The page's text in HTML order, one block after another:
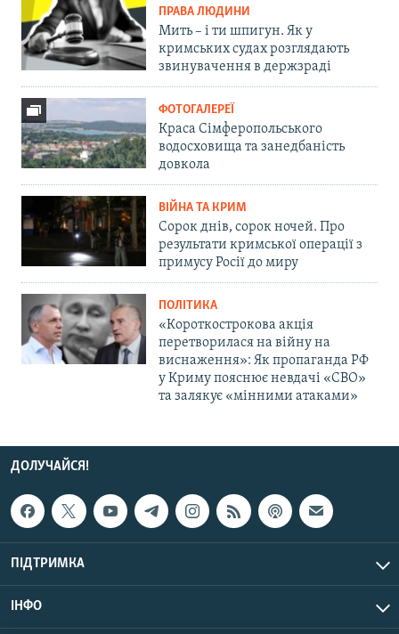
ПРАВА ЛЮДИНИ
Мить – і ти шпигун. Як у
кримських судах розглядають
звинувачення в держзраді
ФОТОГАЛЕРЕЇ
Краса Сімферопольського
водосховища та занедбаність
довкола
ВІЙНА ТА КРИМ
Сорок днів, сорок ночей. Про
результати кримської операції з
примусу Росії до миру
ПОЛІТИКА
«Короткострокова акція
перетворилася на війну на
виснаження»: Як пропаганда РФ
у Криму пояснює невдачі «СВО»
та залякує «мінними атаками»
ДОЛУЧАЙСЯ!
ПІДТРИМКА
ІНФО